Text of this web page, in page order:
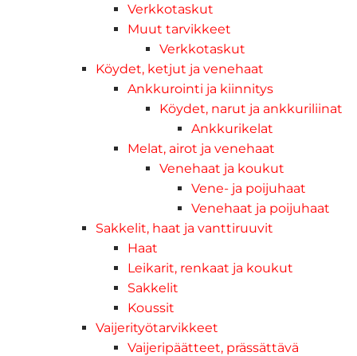
Verkkotaskut
Muut tarvikkeet
Verkkotaskut
Köydet, ketjut ja venehaat
Ankkurointi ja kiinnitys
Köydet, narut ja ankkuriliinat
Ankkurikelat
Melat, airot ja venehaat
Venehaat ja koukut
Vene- ja poijuhaat
Venehaat ja poijuhaat
Sakkelit, haat ja vanttiruuvit
Haat
Leikarit, renkaat ja koukut
Sakkelit
Koussit
Vaijerityötarvikkeet
Vaijeripäätteet, prässättävä